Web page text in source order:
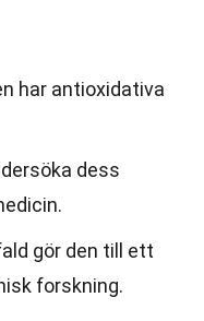
har antioxidativa
dess
gör den till ett
forskning.